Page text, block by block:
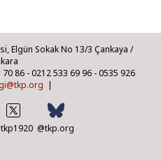
Elgün Sokak No 13/3 Çankaya /
86 - 0212 533 69 96 - 0535 926
|
@tkp.org